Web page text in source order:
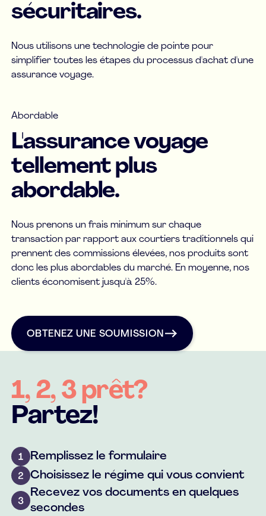
sécuritaires.
Nous utilisons une technologie de pointe pour
simplifier toutes les étapes du processus d'achat d'une
assurance voyage.
Abordable
L'assurance voyage
tellement plus
abordable.
Nous prenons un frais minimum sur chaque
transaction par rapport aux courtiers traditionnels qui
prennent des commissions élevées, nos produits sont
donc les plus abordables du marché. En moyenne, nos
clients économisent jusqu'à 25%.
OBTENEZ UNE SOUMISSION
OBTENEZ UNE SOUMISSION
1, 2, 3 prêt?
Partez!
Remplissez le formulaire
Choisissez le régime qui vous convient
Recevez vos documents en quelques
secondes